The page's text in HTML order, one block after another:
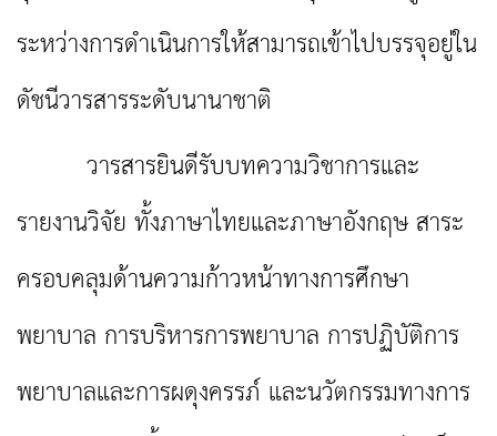
ระหว่างการดำเนินการให้สามารถเข้าไปบรรจุอยู่ใน
ดัชนีวารสารระดับนานาชาติ
วารสารยินดีรับบทความวิชาการและ
รายงานวิจัย ทั้งภาษาไทยและภาษาอังกฤษ สาระ
ครอบคลุมด้านความก้าวหน้าทางการศึกษา
พยาบาล การบริหารการพยาบาล การปฏิบัติการ
พยาบาลและการผดุงครรภ์ และนวัตกรรมทางการ